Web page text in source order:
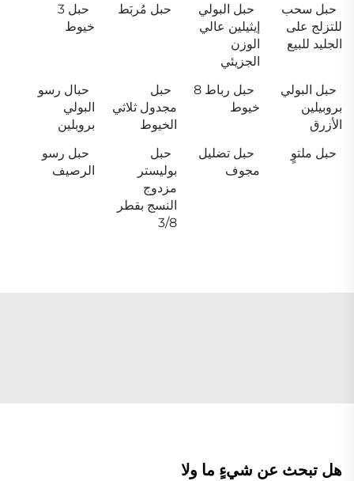
حبل سحب
للتزلج على
الجليد للبيع
حبل البولي
إيثيلين عالي
الوزن
الجزيئي
حبل مُربَط
حبل 3
خيوط
حبل البولي
بروبيلين
الأزرق
حبل رباط 8
خيوط
حبل
مجدول ثلاثي
الخيوط
حبال رسو
البولي
بروبلين
حبل ملتوٍ
حبل تضليل
مجوف
حبل
بوليستر
مزدوج
النسج بقطر
3/8
حبل رسو
الرصيف
هل تبحث عن شيءٍ ما ولا